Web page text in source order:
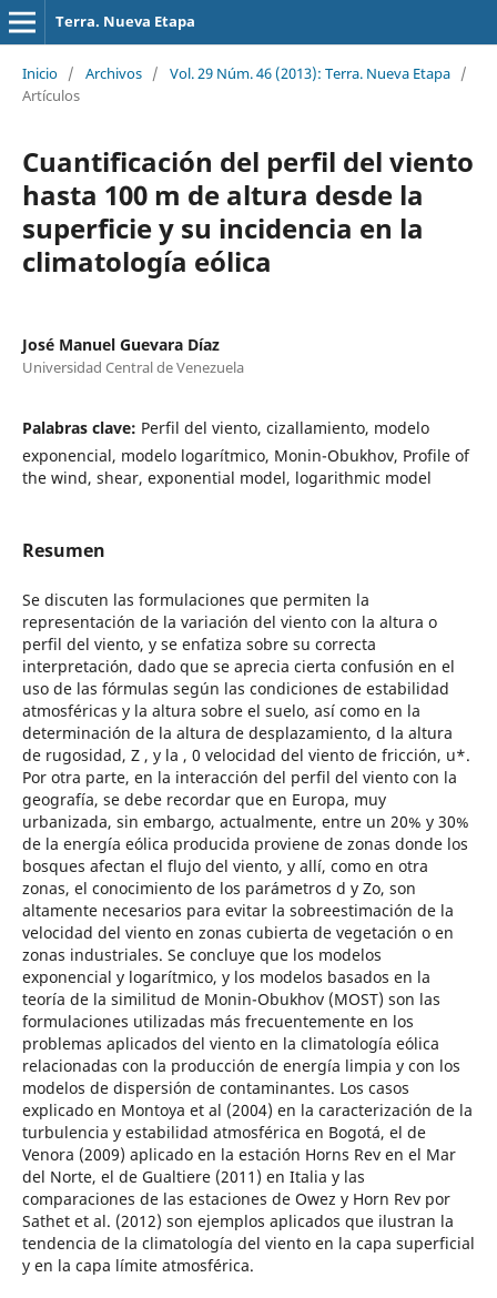
Terra. Nueva Etapa
Inicio / Archivos / Vol. 29 Núm. 46 (2013): Terra. Nueva Etapa /
Artículos
Cuantificación del perfil del viento
hasta 100 m de altura desde la
superficie y su incidencia en la
climatología eólica
José Manuel Guevara Díaz
Universidad Central de Venezuela
Palabras clave: Perfil del viento, cizallamiento, modelo
exponencial, modelo logarítmico, Monin-Obukhov, Profile of
the wind, shear, exponential model, logarithmic model
Resumen
Se discuten las formulaciones que permiten la
representación de la variación del viento con la altura o
perfil del viento, y se enfatiza sobre su correcta
interpretación, dado que se aprecia cierta confusión en el
uso de las fórmulas según las condiciones de estabilidad
atmosféricas y la altura sobre el suelo, así como en la
determinación de la altura de desplazamiento, d la altura
de rugosidad, Z , y la , 0 velocidad del viento de fricción, u*.
Por otra parte, en la interacción del perfil del viento con la
geografía, se debe recordar que en Europa, muy
urbanizada, sin embargo, actualmente, entre un 20% y 30%
de la energía eólica producida proviene de zonas donde los
bosques afectan el flujo del viento, y allí, como en otra
zonas, el conocimiento de los parámetros d y Zo, son
altamente necesarios para evitar la sobreestimación de la
velocidad del viento en zonas cubierta de vegetación o en
zonas industriales. Se concluye que los modelos
exponencial y logarítmico, y los modelos basados en la
teoría de la similitud de Monin-Obukhov (MOST) son las
formulaciones utilizadas más frecuentemente en los
problemas aplicados del viento en la climatología eólica
relacionadas con la producción de energía limpia y con los
modelos de dispersión de contaminantes. Los casos
explicado en Montoya et al (2004) en la caracterización de la
turbulencia y estabilidad atmosférica en Bogotá, el de
Venora (2009) aplicado en la estación Horns Rev en el Mar
del Norte, el de Gualtiere (2011) en Italia y las
comparaciones de las estaciones de Owez y Horn Rev por
Sathet et al. (2012) son ejemplos aplicados que ilustran la
tendencia de la climatología del viento en la capa superficial
y en la capa límite atmosférica.